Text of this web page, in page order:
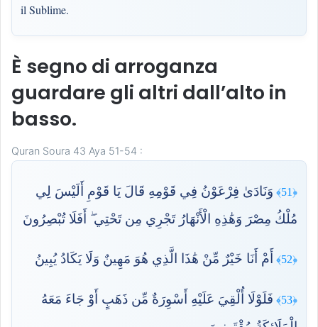
il Sublime.
È segno di arroganza
guardare gli altri dall’alto in
basso.
Quran Soura 43 Aya 51-54 :
﴿51﴾
وَنَادَىٰ فِرْعَوْنُ فِي قَوْمِهِ قَالَ يَا قَوْمِ أَلَيْسَ لِي
مُلْكُ مِصْرَ وَهَٰذِهِ الْأَنْهَارُ تَجْرِي مِن تَحْتِي ۖ أَفَلَا تُبْصِرُونَ
﴿52﴾ أَمْ أَنَا خَيْرٌ مِّنْ هَٰذَا الَّذِي هُوَ مَهِينٌ وَلَا يَكَادُ يُبِينُ
﴿53﴾
فَلَوْلَا أُلْقِيَ عَلَيْهِ أَسْوِرَةٌ مِّن ذَهَبٍ أَوْ جَاءَ مَعَهُ